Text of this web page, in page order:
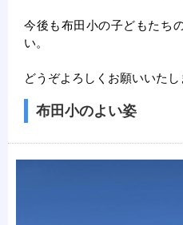
今後も布田小の子どもたち
い。
どうぞよろしくお願いいたし
布田小のよい姿